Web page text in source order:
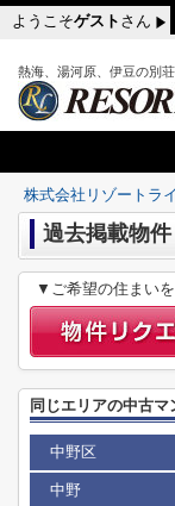
ようこそゲスト さん
熱海、湯河原、伊豆の別
株式会社リゾートラ
過去掲載物
▼ご希望の住まい
同じエリアの中古マ
中野区
中野